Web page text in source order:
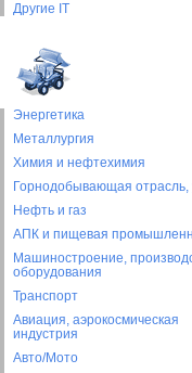
Другие IT
Энергетика
Металлургия
Химия и нефтехимия
Горнодобывающая отрасль,
Нефть и газ
АПК и пищевая
Машиностроение,
оборудования
Транспорт
Авиация, аэрокосмическая
индустрия
Авто/Мото